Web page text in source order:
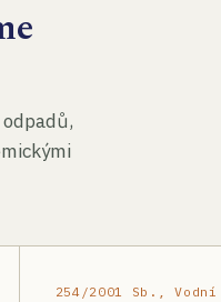
254/2001 Sb., Vodní